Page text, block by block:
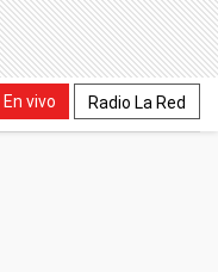
En vivo Radio La Red